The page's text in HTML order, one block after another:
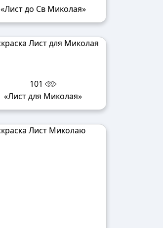
«Лист до Св Миколая»
101
«Лист для Миколая»